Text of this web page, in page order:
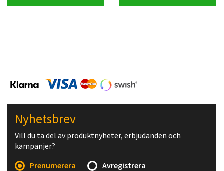
Nyhetsbrev
Vill du ta del av produktnyheter, erbjudanden och
kampanjer?
Prenumerera
Avregistrera